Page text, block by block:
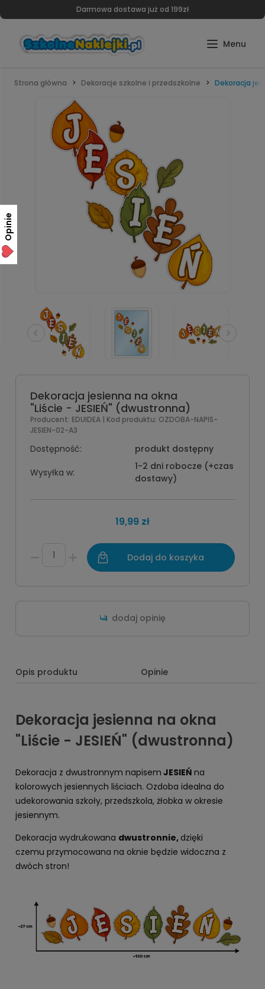
Darmowa dostawa już od 199zł
Strona główna Dekoracje szkolne i przedszkolne Dekoracja
Dekoracja jesienna na okna
"Liście - JESIEŃ" (dwustronna)
Producent: EDUIDEA | Kod produktu: OZDOBA-NAPIS-
JESIEN-02-A3
Dostępność:
produkt dostępny
Wysyłka w:
1-2 dni robocze (+czas
dostawy)
19,99 zł
Dodaj do koszyka
dodaj opinię
Opis produktu Opinie
Dekoracja jesienna na okna
"Liście - JESIEŃ" (dwustronna)
Dekoracja z dwustronnym napisem JESIEŃ na
kolorowych jesiennych liściach. Ozdoba idealna do
udekorowania szkoły, przedszkola, żłobka w okresie
jesiennym.
Dekoracja wydrukowana dwustronnie, dzięki
czemu przymocowana na oknie będzie widoczna z
dwóch stron!
Opinie